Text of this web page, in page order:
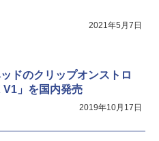
2021年5月7日
ドのクリップオンストロ
V1」を国内発売
2019年10月17日